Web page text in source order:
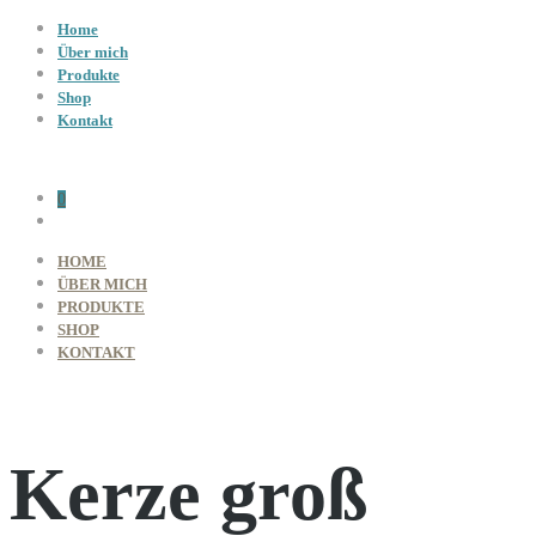
Home
Über mich
Produkte
Shop
Kontakt
0
HOME
ÜBER MICH
PRODUKTE
SHOP
KONTAKT
Kerze groß